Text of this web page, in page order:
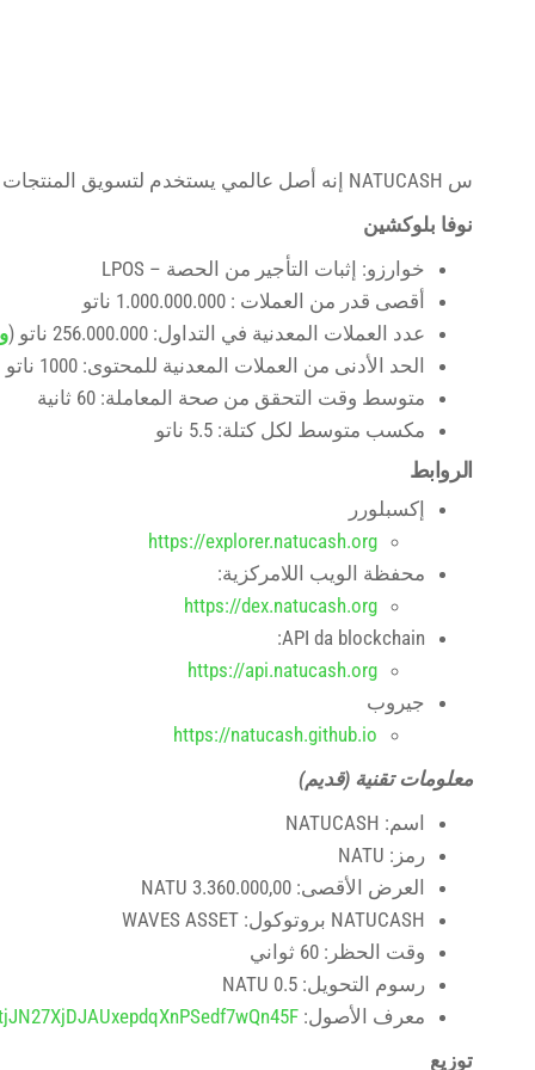
س NATUCASH إنه أصل عالمي يستخدم لتسويق
نوفا بلوكشين
خوارزو: إثبات التأجير من الحصة – LPOS
أقصى قدر من العملات : 1.000.000.000 ناتو
عدد العملات المعدنية في التداول: 256.000.000 ناتو (
الحد الأدنى من العملات المعدنية للمحتوى: 1000 ناتو
متوسط ​​وقت التحقق من صحة المعاملة: 60 ثانية
مكسب متوسط ​​لكل كتلة: 5.5 ناتو
الروابط
إكسبلورر
https://explorer.natucash.org
محفظة الويب اللامركزية:
https://dex.natucash.org
API da blockchain:
https://api.natucash.org
جيروب
https://natucash.github.io
معلومات تقنية (قديم)
اسم: NATUCASH
رمز: NATU
العرض الأقصى: 3.360.000,00 NATU
NATUCASH بروتوكول: WAVES ASSET
وقت الحظر: 60 ثواني
رسوم التحويل:
معرف الأصول:
توزيع